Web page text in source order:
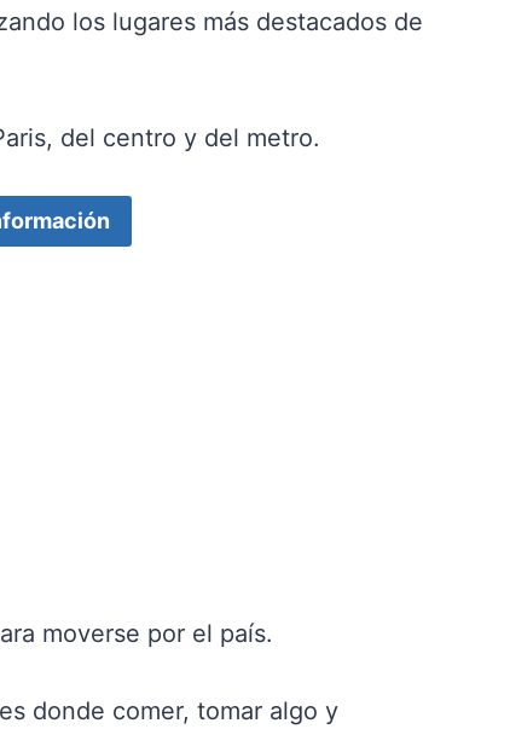
los lugares más destacados de
del centro y del metro.
moverse por el país.
donde comer, tomar algo y